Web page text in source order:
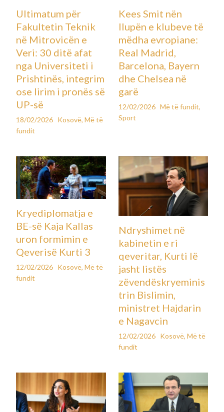
Ultimatum për
Fakultetin Teknik
në Mitrovicën e
Veri: 30 ditë afat
nga Universiteti i
Prishtinës, integrim
ose lirim i pronës së
UP-së
18/02/2026 Kosovë,Më të
fundit
Kees Smit nën
llupën e klubeve të
mëdha evropiane:
Real Madrid,
Barcelona, Bayern
dhe Chelsea në
garë
12/02/2026 Më të fundit,
Sport
Kryediplomatja e
BE-së Kaja Kallas
uron formimin e
Qeverisë Kurti 3
12/02/2026 Kosovë,Më të
fundit
Ndryshimet në
kabinetin e ri
qeveritar, Kurti lë
jasht listës
zëvendëskryeminis
trin Bislimin,
ministret Hajdarin
e Nagavcin
12/02/2026 Kosovë, Më të
fundit